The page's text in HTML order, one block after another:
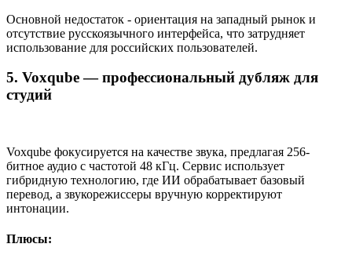
Основной недостаток - ориентация на западный рынок и
отсутствие русскоязычного интерфейса, что затрудняет
использование для российских пользователей.
5. Voxqube — профессиональный дубляж для
студий
Voxqube фокусируется на качестве звука, предлагая 256-
битное аудио с частотой 48 кГц. Сервис использует
гибридную технологию, где ИИ обрабатывает базовый
перевод, а звукорежиссеры вручную корректируют
интонации.
Плюсы: